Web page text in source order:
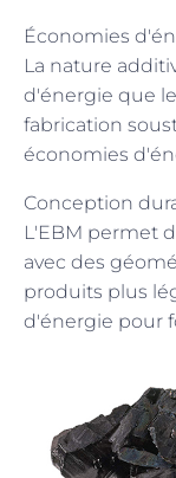
Économies
La nature
d'énergie que
fabrication
économies
Conception
L'EBM permet
avec des
produits plus
d'énergie pour